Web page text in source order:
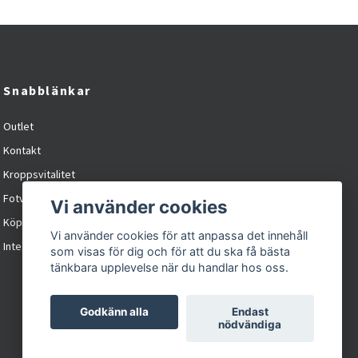
Snabblänkar
Outlet
Kontakt
Kroppsvitalitet
Fotvitalitet
Köpvillkor
Integritetspolicy / cookies
Vi använder cookies
Vi använder cookies för att anpassa det innehåll
som visas för dig och för att du ska få bästa
tänkbara upplevelse när du handlar hos oss.
Godkänn alla
Endast
nödvändiga